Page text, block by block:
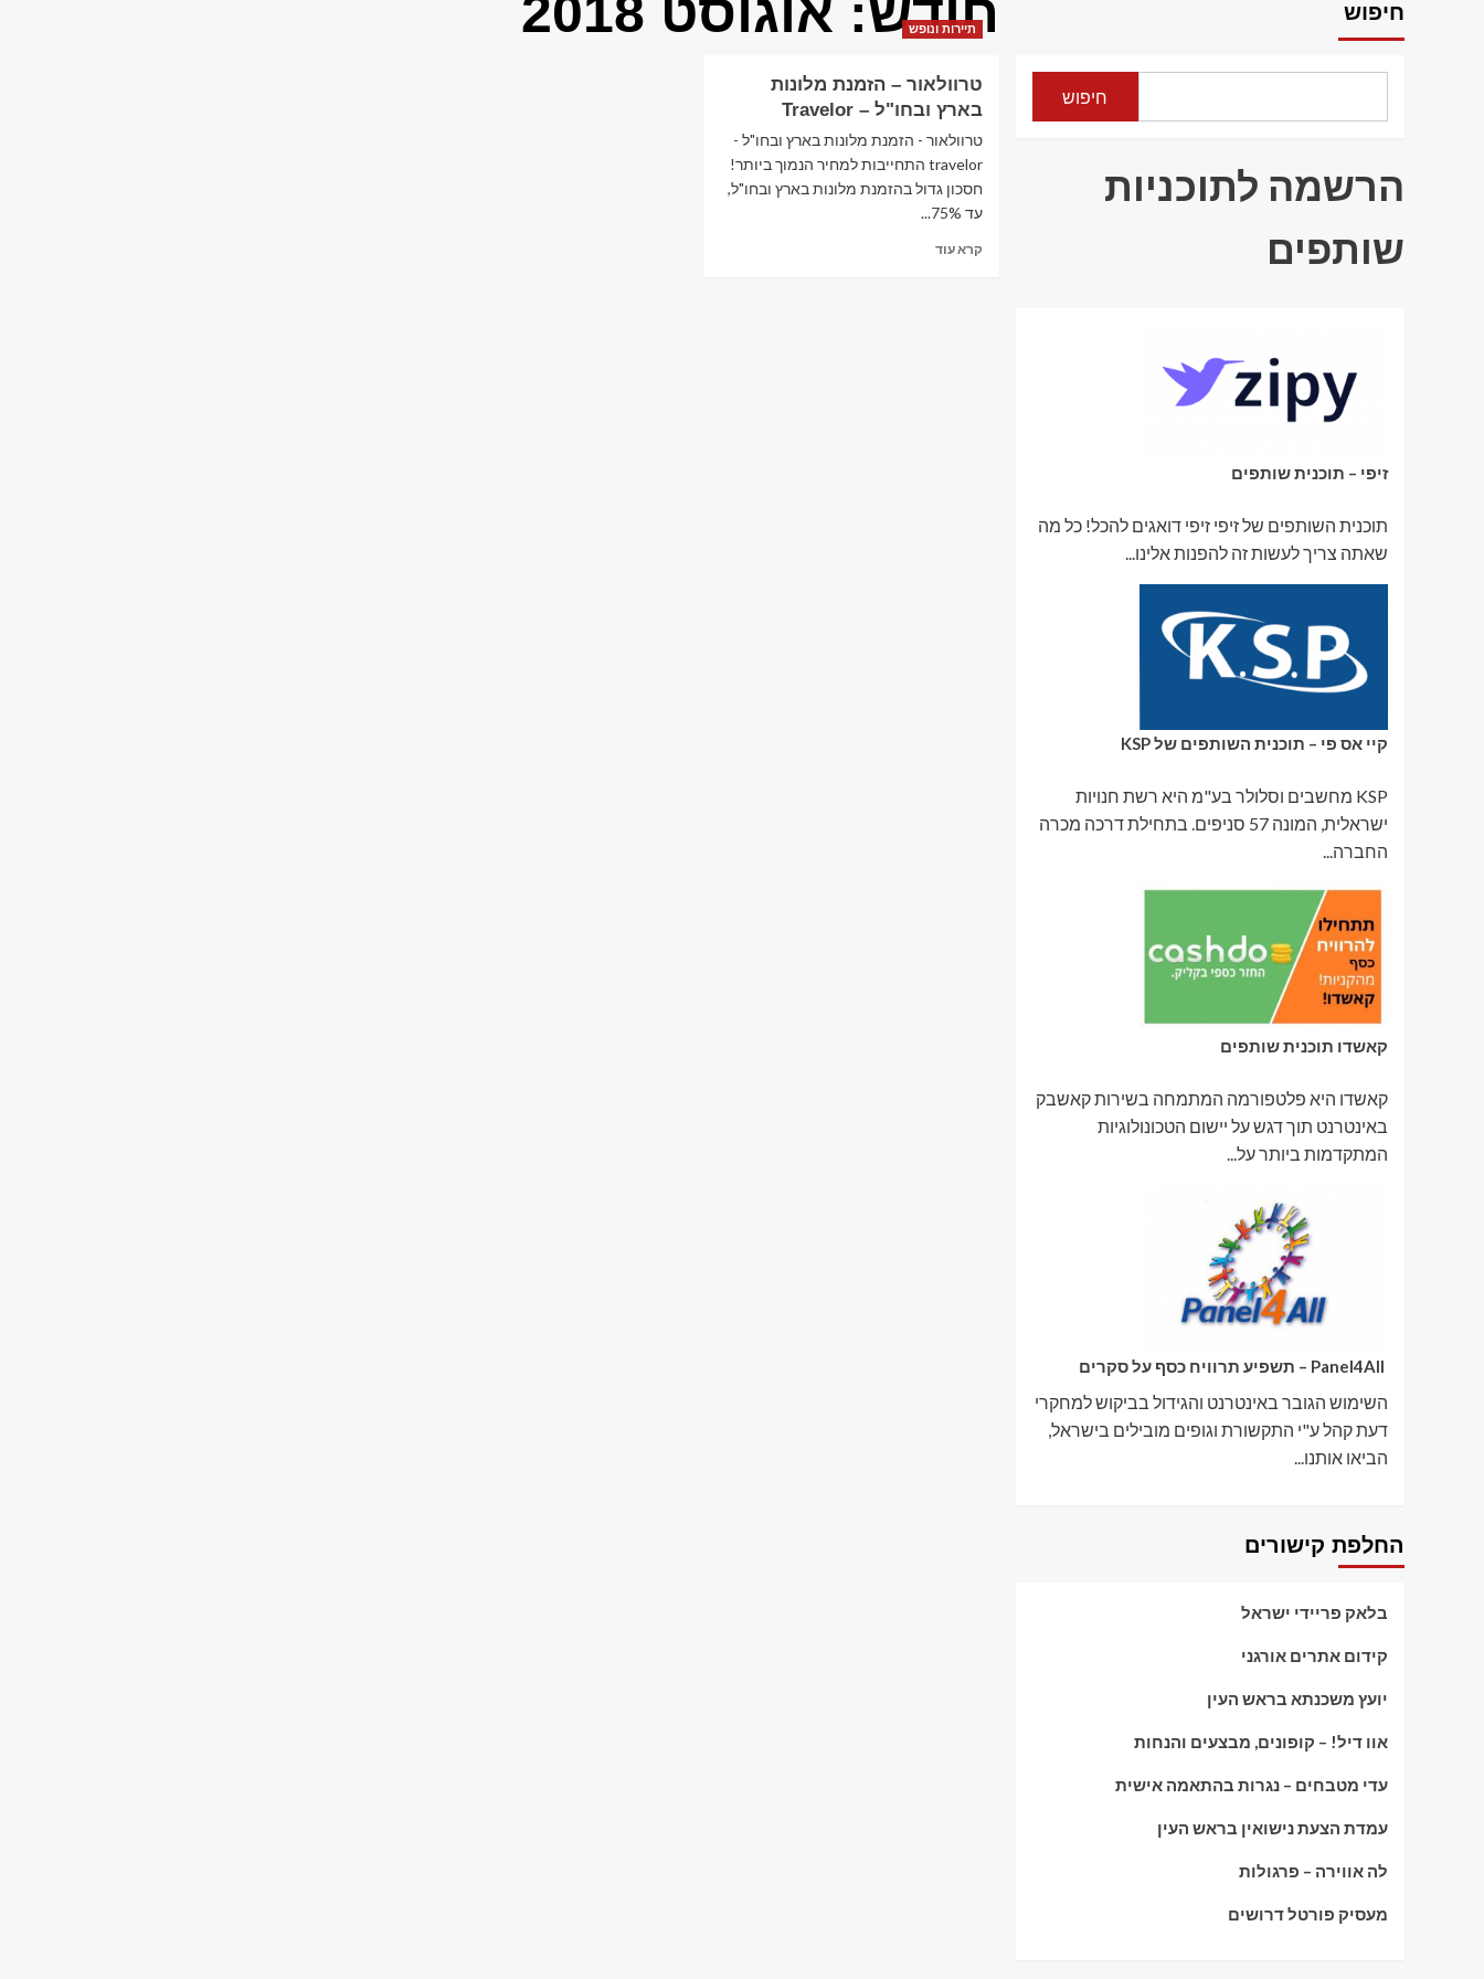
חודש: אוגוסט 2018 תיירות ונופש
טרוולאור – הזמנת מלונות
בארץ ובחו"ל – Travelor
טרוולאור - הזמנת מלונות בארץ ובחו"ל -
travelor התחייבות למחיר הנמוך ביותר!
חסכון גדול בהזמנת מלונות בארץ ובחו"ל,
עד 75%...
קרא עודRead
חיפוש
חיפוש
הרשמה לתוכניות
שותפים
זיפי – תוכנית שותפים
תוכנית השותפים של זיפי זיפי דואגים להכל! כל מה
שאתה צריך לעשות זה להפנות אלינו...
קיי אס פי – תוכנית השותפים של KSP
KSP מחשבים וסלולר בע"מ היא רשת חנויות
ישראלית, המונה 57 סניפים. בתחילת דרכה מכרה
החברה...
קאשדו תוכנית שותפים
קאשדו היא פלטפורמה המתמחה בשירות קאשבק
באינטרנט תוך דגש על יישום הטכונולוגיות
המתקדמות ביותר על...
השימוש הגובר באינטרנט והגידול בביקוש למחקרי
דעת קהל ע"י התקשורת וגופים מובילים בישראל,
הביאו אותנו...
החלפת קישורים
בלאק פריידי ישראל
קידום אתרים אורגני
יועץ משכנתא בראש העין
אוו דיל! – קופונים, מבצעים והנחות
עדי מטבחים – נגרות בהתאמה אישית
עמדת הצעת נישואין בראש העין
לה אווירה – פרגולות
מעסיק פורטל דרושים